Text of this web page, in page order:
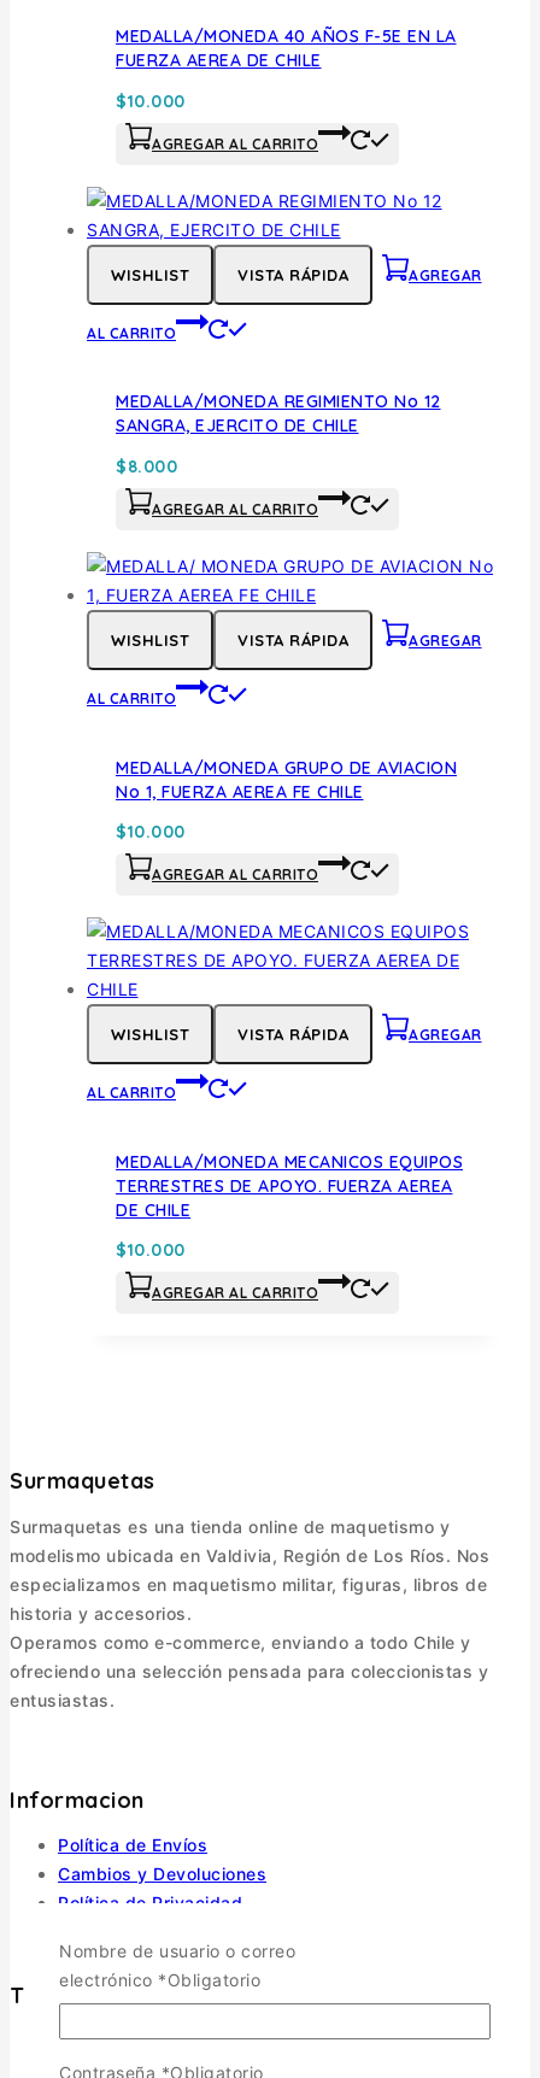
MEDALLA/MONEDA 40 AÑOS F-5E EN LA
FUERZA AEREA DE CHILE
$10.000
AGREGAR AL CARRITO
WISHLIST VISTA RÁPIDA AGREGAR
AL CARRITO
MEDALLA/MONEDA REGIMIENTO No 12
SANGRA, EJERCITO DE CHILE
$8.000
AGREGAR AL CARRITO
WISHLIST VISTA RÁPIDA AGREGAR
AL CARRITO
MEDALLA/MONEDA GRUPO DE AVIACION
No 1, FUERZA AEREA FE CHILE
$10.000
AGREGAR AL CARRITO
WISHLIST VISTA RÁPIDA AGREGAR
AL CARRITO
MEDALLA/MONEDA MECANICOS EQUIPOS
TERRESTRES DE APOYO. FUERZA AEREA
DE CHILE
$10.000
AGREGAR AL CARRITO
Surmaquetas
Surmaquetas es una tienda online de maquetismo y
modelismo ubicada en Valdivia, Región de Los Ríos. Nos
especializamos en maquetismo militar, figuras, libros de
historia y accesorios.
Operamos como e-commerce, enviando a todo Chile y
ofreciendo una selección pensada para coleccionistas y
entusiastas.
Informacion
Política de Envíos
Cambios y Devoluciones
Política de Privacidad
Tienda
Aviones TOGGLE CHILD MENU
Nombre de usuario o correo
electrónico *Obligatorio
Contraseña *Obligatorio